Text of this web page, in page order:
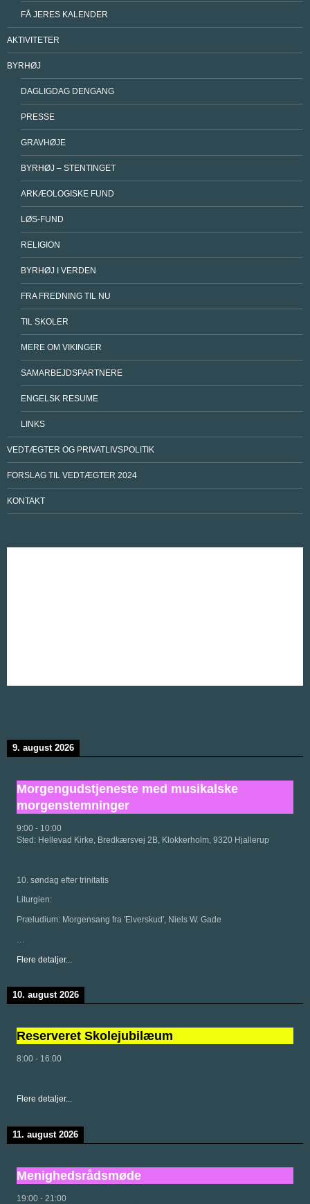
FÅ JERES KALENDER
AKTIVITETER
BYRHØJ
DAGLIGDAG DENGANG
PRESSE
GRAVHØJE
BYRHØJ – STENTINGET
ARKÆOLOGISKE FUND
LØS-FUND
RELIGION
BYRHØJ I VERDEN
FRA FREDNING TIL NU
TIL SKOLER
MERE OM VIKINGER
SAMARBEJDSPARTNERE
ENGELSK RESUME
LINKS
VEDTÆGTER OG PRIVATLIVSPOLITIK
FORSLAG TIL VEDTÆGTER 2024
KONTAKT
9. august 2026
Morgengudstjeneste med musikalske
morgenstemninger
9:00 - 10:00
Sted: Hellevad Kirke, Bredkærsvej 2B, Klokkerholm, 9320 Hjallerup
10. søndag efter trinitatis
Liturgien:
Præludium: Morgensang fra 'Elverskud', Niels W. Gade
Flere detaljer...
10. august 2026
Reserveret Skolejubilæum
8:00 - 16:00
Flere detaljer...
11. august 2026
Menighedsrådsmøde
19:00 - 21:00